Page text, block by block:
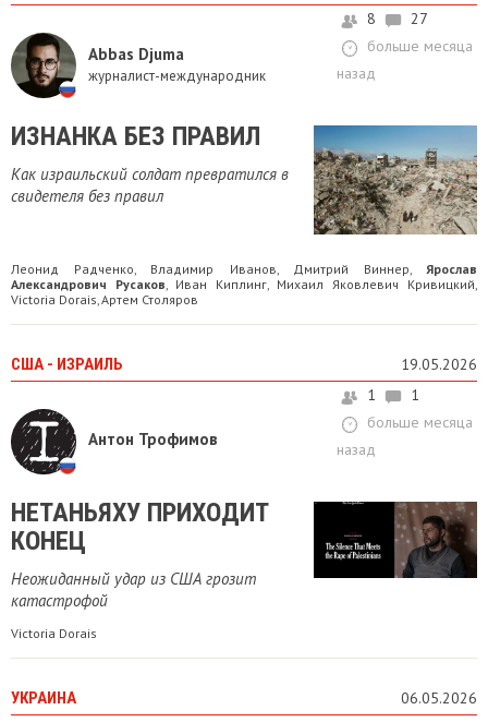
Abbas Djuma
журналист-международник
8
27
больше месяца
назад
ИЗНАНКА БЕЗ ПРАВИЛ
Как израильский солдат превратился в
свидетеля без правил
Леонид Радченко Владимир Иванов Дмитрий Виннер
Ярослав
Александрович Русаков
Иван Киплинг Михаил Яковлевич Кривицкий
Victoria Dorais Артем Столяров
США - ИЗРАИЛЬ 19.05.2026
Антон Трофимов
1
1
больше месяца
назад
НЕТАНЬЯХУ ПРИХОДИТ
КОНЕЦ
Неожиданный удар из США грозит
катастрофой
Victoria Dorais
УКРАИНА
06.05.2026